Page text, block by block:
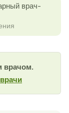
врач-
врачом.